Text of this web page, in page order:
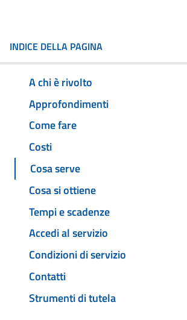
INDICE DELLA PAGINA
A chi è rivolto
Approfondimenti
Come fare
Costi
Cosa serve
Cosa si ottiene
Tempi e scadenze
Accedi al servizio
Condizioni di servizio
Contatti
Strumenti di tutela